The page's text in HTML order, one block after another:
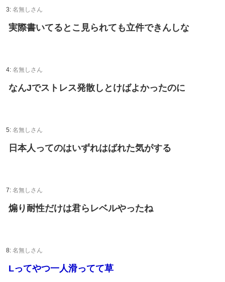
3: 名無しさん
実際書いてるとこ見られても立件できんしな
4: 名無しさん
なんJでストレス発散しとけばよかったのに
5: 名無しさん
日本人ってのはいずれはばれた気がする
7: 名無しさん
煽り耐性だけは君らレベルやったね
8: 名無しさん
Lってやつ一人滑ってて草